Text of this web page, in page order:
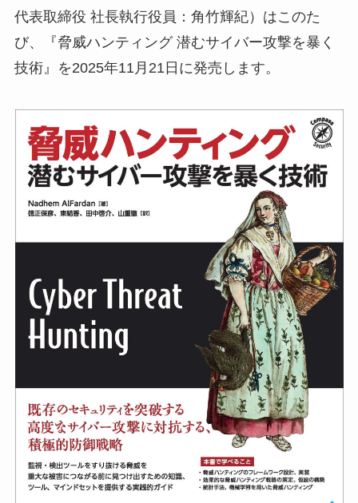
代表取締役 社長執行役員：角竹輝紀）はこのた
び、『脅威ハンティング 潜むサイバー攻撃を暴く
技術』を2025年11月21日に発売します。